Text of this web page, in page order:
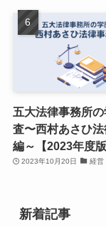
五大法律事務所の
査〜西村あさひ
編～【2023年度版
2023年10月20日 経営
新着記事